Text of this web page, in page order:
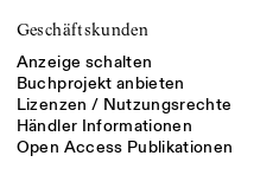
Geschäftskunden
Anzeige schalten
Buchprojekt anbieten
Lizenzen / Nutzungsrechte
Händler Informationen
Open Access Publikationen